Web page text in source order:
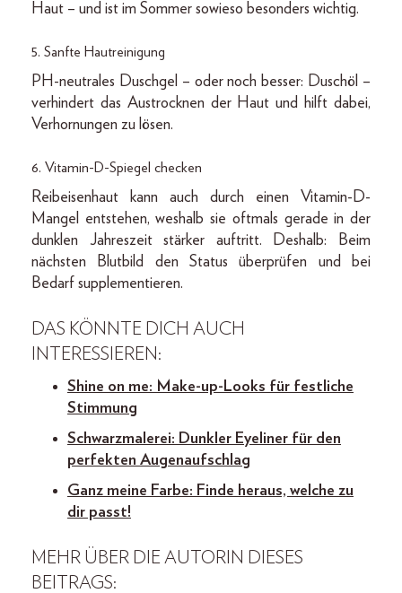
Haut – und ist im Sommer sowieso besonders wichtig.
5. Sanfte Hautreinigung
PH-neutrales Duschgel – oder noch besser: Duschöl –
verhindert das Austrocknen der Haut und hilft dabei,
Verhornungen zu lösen.
6. Vitamin-D-Spiegel checken
Reibeisenhaut kann auch durch einen Vitamin-D-
Mangel entstehen, weshalb sie oftmals gerade in der
dunklen Jahreszeit stärker auftritt. Deshalb: Beim
nächsten Blutbild den Status überprüfen und bei
Bedarf supplementieren.
DAS KÖNNTE DICH AUCH
INTERESSIEREN:
Shine on me: Make-up-Looks für festliche
Stimmung
Schwarzmalerei: Dunkler Eyeliner für den
perfekten Augenaufschlag
Ganz meine Farbe: Finde heraus, welche zu
dir passt!
MEHR ÜBER DIE AUTORIN DIESES
BEITRAGS: